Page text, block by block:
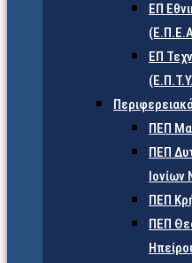
ΕΠ
ΕΠ
ΠΕΠ
ΠΕΠ
ΠΕΠ
ΠΕΠ